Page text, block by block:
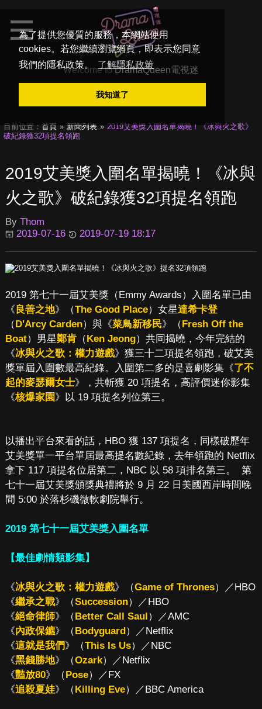
為了提供您優質的服務，本網站使用
cookies。若您繼續瀏覽網頁，即表示您同意
我們的隱私政策。
了解隱私政策
我知道了
Welcome toDramaQueen電視迷
目前位置： 首頁 新聞列表
2019艾美獎入圍名單揭曉！《冰與火之歌》
破紀錄獲32項提名領跑
2019艾美獎入圍名單揭曉！《冰與
火之歌》破紀錄獲32項提名領跑
By Thom
2019-07-16
2019-07-19 18:17
2019 第七十一屆艾美獎（Emmy Awards）入圍名單已由
《 良善之地》（The Good Place）女星達希卡登
（D'Arcy Carden）與《菜鳥新移民》（Fresh Off the
Boat）男星鄭肯（Ken Jeong）共同揭曉，今年完結的
《冰與火之歌：權力遊戲》獲三十二項提名領跑，破艾美
獎單屆入圍數最高紀錄。入圍第二多的是喜劇影集《了不
起的麥瑟爾女士》，共斬獲 20 項提名，高評價迷你影集
《核爆家園》以 19 項提名列位第三。
以播出平台來看的話，HBO 獲 137 項提名，同樣破歷年
艾美獎單一平台單屆最高提名數紀錄，去年領跑的 Netflix
拿下 117 項提名位居第二，NBC 以 58 項排名第三。 第
七十一屆艾美獎頒獎典禮將於 9 月 22 日美國西岸時間晚
間 5:00 於落杉磯微軟劇院舉行。
2019 第七十一屆艾美獎入圍名單
【最佳劇情類影集】
《冰與火之歌：權力遊戲》（Game of Thrones）／HBO
《繼承之戰》（Succession）／HBO
《絕命律師》（Better Call Saul）／AMC
《內政保鑣》（Bodyguard）／Netflix
《這就是我們》（This Is Us）／NBC
《黑錢勝地》（Ozark）／Netflix
《豔放80》（Pose）／FX
《追殺夏娃》（Killing Eve）／BBC America